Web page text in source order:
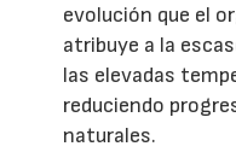
evolución que el
atribuye a la
las elevadas
reduciendo
naturales.